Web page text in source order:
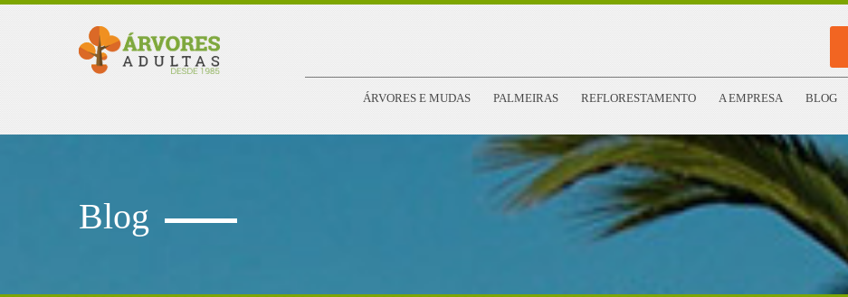
ÁRVORES E MUDAS PALMEIRAS REFLORESTAMENTO A EMPRESA BLOG
Blog